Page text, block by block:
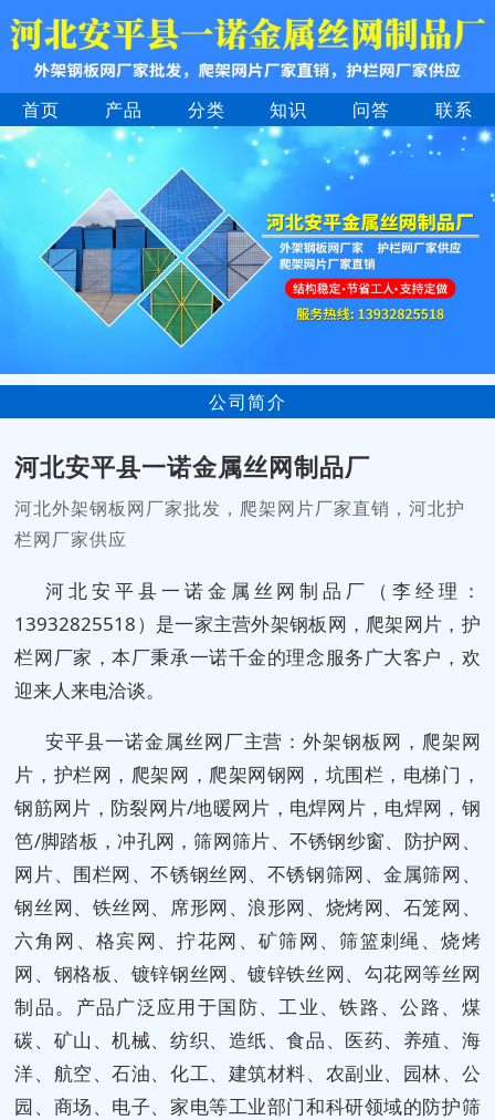
首页 产品 分类 知识 问答 联系
公司简介
河北安平县一诺金属丝网制品厂
河北外架钢板网厂家批发，爬架网片厂家直销，河北护
栏网厂家供应
河北安平县一诺金属丝网制品厂（李经理：
13932825518）是一家主营外架钢板网，爬架网片，护
栏网厂家，本厂秉承一诺千金的理念服务广大客户，欢
迎来人来电洽谈。
安平县一诺金属丝网厂主营：外架钢板网，爬架网
片，护栏网，爬架网，爬架网钢网，坑围栏，电梯门，
钢筋网片，防裂网片/地暖网片，电焊网片，电焊网，钢
笆/脚踏板，冲孔网，筛网筛片、不锈钢纱窗、防护网、
网片、围栏网、不锈钢丝网、不锈钢筛网、金属筛网、
钢丝网、铁丝网、席形网、浪形网、烧烤网、石笼网、
六角网、格宾网、拧花网、矿筛网、筛篮刺绳、烧烤
网、钢格板、镀锌钢丝网、镀锌铁丝网、勾花网等丝网
制品。产品广泛应用于国防、工业、铁路、公路、煤
碳、矿山、机械、纺织、造纸、食品、医药、养殖、海
洋、航空、石油、化工、建筑材料、农副业、园林、公
园、商场、电子、家电等工业部门和科研领域的防护筛